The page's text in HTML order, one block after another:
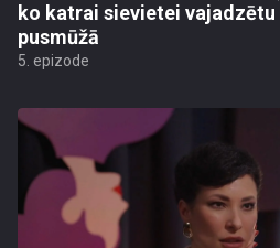
ko katrai sievietei
pusmūžā
5. epizode